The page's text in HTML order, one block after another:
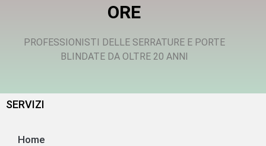
ORE
PROFESSIONISTI DELLE SERRATURE E PORTE
BLINDATE DA OLTRE 20 ANNI
SERVIZI
Home